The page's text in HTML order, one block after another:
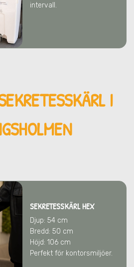
intervall.
I
SEKRETESSKÄRL HEX
Djup: 54 cm
Bredd: 50 cm
Höjd: 106 cm
Perfekt för kontorsmiljöer.